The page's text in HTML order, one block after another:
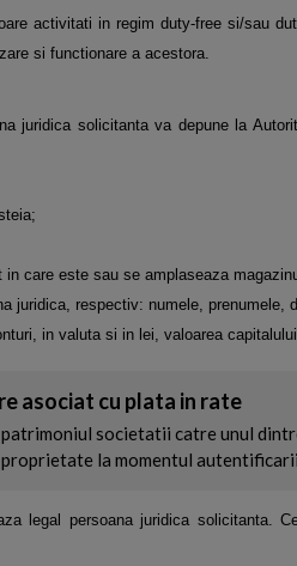
activitati in regim duty-free si/sau
si functionare a acestora.
juridica solicitanta va depune la
care este sau se amplaseaza
juridica, respectiv: numele,
in valuta si in lei, valoarea
asociat cu plata in rate
societatii catre unul
la momentul
legal persoana juridica solicitanta.